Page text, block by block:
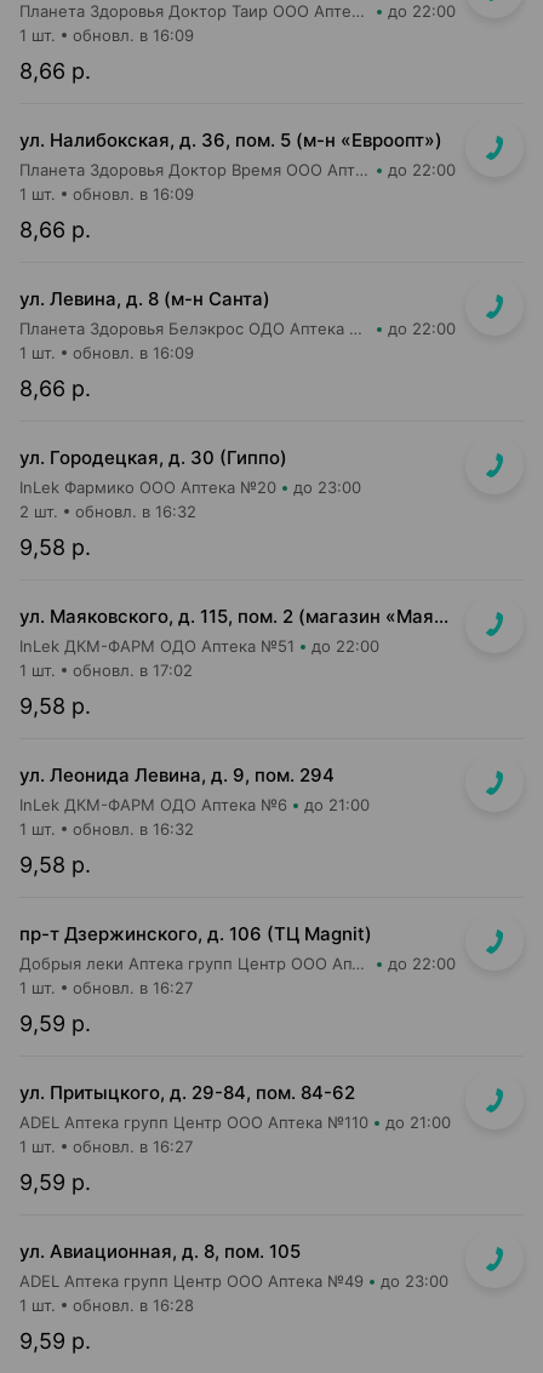
Планета Здоровья Доктор Таир ООО Аптека №1 до 22:00
8,66 р.
1 шт. обновл. в 16:09
ул. Налибокская, д. 36, пом. 5 (м-н «Евроопт»)
Планета Здоровья Доктор Время ООО Аптека №51 до 22:00
8,66 р.
1 шт. обновл. в 16:09
ул. Левина, д. 8 (м-н Санта)
Планета Здоровья Белэкрос ОДО Аптека №5 до 22:00
8,66 р.
1 шт. обновл. в 16:09
ул. Городецкая, д. 30 (Гиппо)
InLek Фармико ООО Аптека №20 до 23:00
9,58 р.
2 шт. обновл. в 16:32
ул. Маяковского, д. 115, пом. 2 (магазин «Маяк»)
InLek ДКМ-ФАРМ ОДО Аптека №51 до 22:00
9,58 р.
1 шт. обновл. в 17:02
ул. Леонида Левина, д. 9, пом. 294
InLek ДКМ-ФАРМ ОДО Аптека №6 до 21:00
9,58 р.
1 шт. обновл. в 16:32
пр-т Дзержинского, д. 106 (ТЦ Magnit)
Добрыя леки Аптека групп Центр ООО Аптека №113 до 22:00
9,59 р.
1 шт. обновл. в 16:27
ул. Притыцкого, д. 29-84, пом. 84-62
ADEL Аптека групп Центр ООО Аптека №110 до 21:00
9,59 р.
1 шт. обновл. в 16:27
ул. Авиационная, д. 8, пом. 105
ADEL Аптека групп Центр ООО Аптека №49 до 23:00
9,59 р.
1 шт. обновл. в 16:28